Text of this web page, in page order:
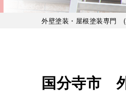
外壁塗装・屋根塗装専門
国分寺市